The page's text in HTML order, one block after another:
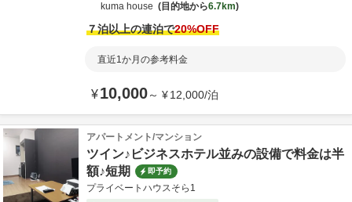
kuma house
目的地から6.7km
７泊以上の連泊で20%OFF
直近1か月の参考料金
¥10,000～ ¥12,000/泊
アパートメント/マンション
ツイン♪ビジネスホテル並みの設備で料金は半
額♪短期
即予約
プライベートハウスそら1